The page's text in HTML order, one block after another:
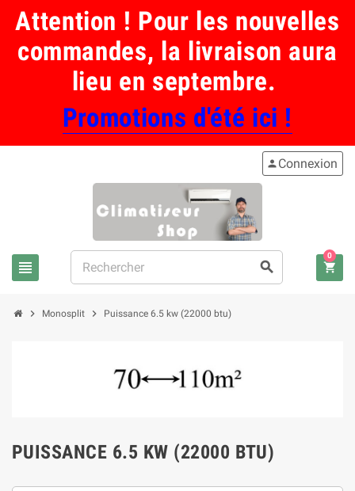
Attention ! Pour les nouvelles
commandes, la livraison aura
lieu en septembre.
Promotions d'été ici !
view_headline search
person Connexion
shopping_cart
0
chevron_right Monosplit chevron_right Puissance 6.5 kw (22000 btu)
PUISSANCE 6.5 KW (22000 BTU)